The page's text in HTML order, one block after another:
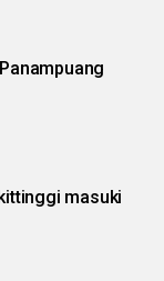
masuki